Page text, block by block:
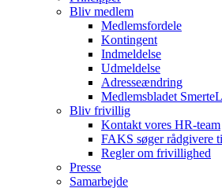
Bliv medlem
Medlemsfordele
Kontingent
Indmeldelse
Udmeldelse
Adresseændring
Medlemsbladet
Bliv frivillig
Kontakt vores HR-team
FAKS søger rådgivere
Regler om frivillighed
Presse
Samarbejde